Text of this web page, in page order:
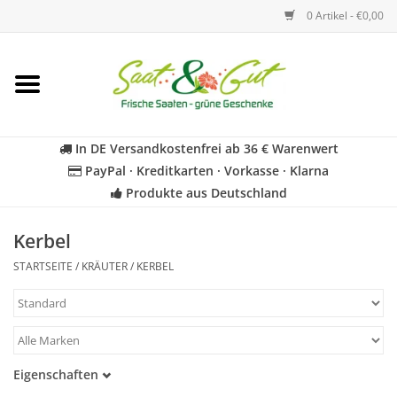
0 Artikel - €0,00
Startseite
Kräuter
Für Kinder
Geschenkideen
In DE Versandkostenfrei ab 36 € Warenwert
PayPal · Kreditkarten · Vorkasse · Klarna
Produkte aus Deutschland
Kerbel
STARTSEITE / KRÄUTER/ KERBEL
Eigenschaften